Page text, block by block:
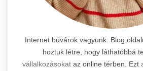
Internet búvárok vagyunk. Blog
hoztuk létre, hogy láthatóbbá
vállalkozásokat az online térben. Ezt